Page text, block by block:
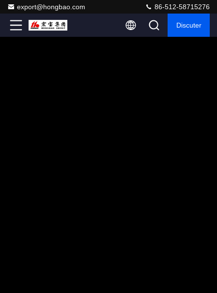
export@hongbao.com 86-512-58715276
Discuter